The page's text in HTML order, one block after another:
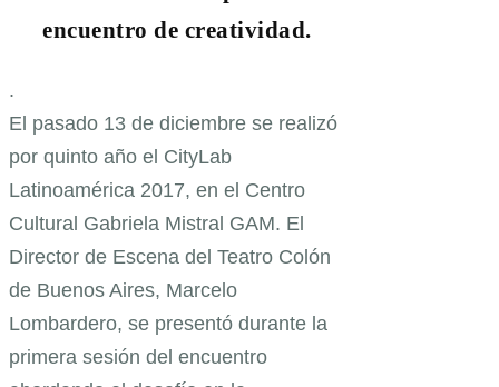
encuentro de creatividad.
.
El pasado 13 de diciembre se realizó
por quinto año el CityLab
Latinoamérica 2017, en el Centro
Cultural Gabriela Mistral GAM. El
Director de Escena del Teatro Colón
de Buenos Aires, Marcelo
Lombardero, se presentó durante la
primera sesión del encuentro